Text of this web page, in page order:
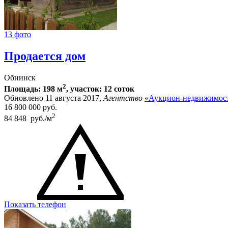
13 фото
Продается дом
Обнинск
Площадь: 198 м2, участок: 12 соток
Обновлено 11 августа 2017,Агентство «Аукцион-
16 800 000 руб.
84 848 руб./м2
Показать телефон